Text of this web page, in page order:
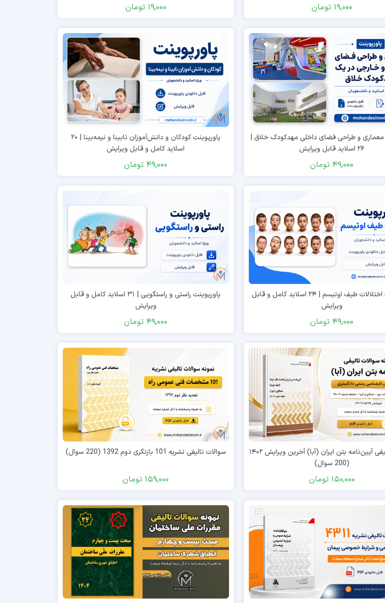
19,000 تومان 19,000 تومان
معماری و طراحی فضای داخلی مهدکودک خلاق |
۲۶ اسلاید قابل ویرایش
49,000 تومان
پاورپوینت کودکان و دانش‌آموزان نابینا و نیمه‌بینا | ۲۰
اسلاید کامل و قابل ویرایش
49,000 تومان
پاورپوینت اختلالات طیف اوتیسم | ۲۴ اسلاید کامل و قابل
ویرایش
49,000 تومان
پاورپوینت راستی و راستگویی | ۳۱ اسلاید کامل و قابل
ویرایش
49,000 تومان
سوالات تالیفی آیین‌نامه بتن ایران (آبا) آخرین ویرایش ۱۴۰۲
(200 سوال)
150,000 تومان
سوالات تالیفی نشریه 101 بازنگری دوم 1392 (220 سوال)
159,000 تومان